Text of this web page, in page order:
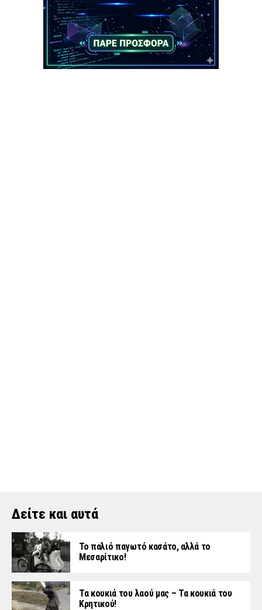
Δείτε και αυτά
Το παλιό παγωτό κασάτο, αλλά το
Μεσαρίτικο!
Τα κουκιά του λαού μας – Τα κουκιά του
Κρητικού!